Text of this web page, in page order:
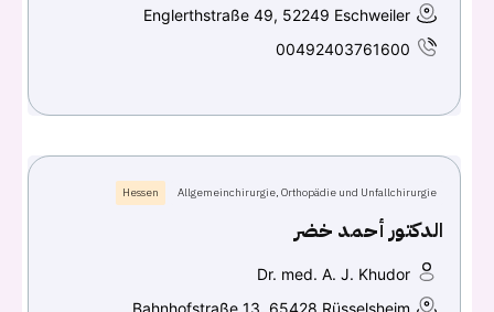
Englerthstraße 49, 52249 Eschweiler
00492403761600
Allgemeinchirurgie, Orthopädie und Unfallchirurgie
Hessen
الدكتور أحمد خضر
Dr. med. A. J. Khudor
Bahnhofstraße 13, 65428 Rüsselsheim